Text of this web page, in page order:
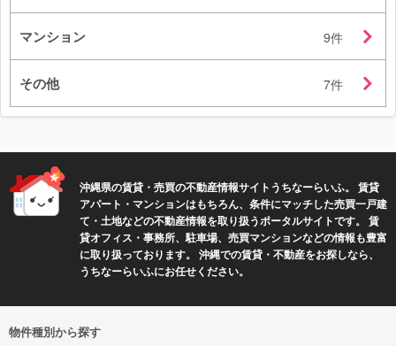
マンション 9件
その他 7件
沖縄県の賃貸・売買の不動産情報サイトうちなーらいふ。 賃貸
アパート・マンションはもちろん、条件にマッチした売買一戸建
て・土地などの不動産情報を取り扱うポータルサイトです。 賃
貸オフィス・事務所、駐車場、売買マンションなどの情報も豊富
に取り扱っております。 沖縄での賃貸・不動産をお探しなら、
うちなーらいふにお任せください。
物件種別から探す